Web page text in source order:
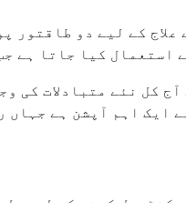
کے لیے دو طاقتور
کیا جاتا ہے
کل نئے متبادلات کی
ایک اہم آپشن ہے